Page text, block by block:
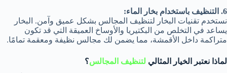
6. التنظيف باستخدام بخار الماء:
نستخدم تقنيات البخار لتنظيف المجالس بشكل عميق وآمن. البخار
يساعد في التخلص من البكتيريا والأوساخ العميقة التي قد تكون
متراكمة داخل الأقمشة، مما يضمن لك مجالس نظيفة ومعقمة تمامًا.
لماذا نعتبر الخيار المثالي لتنظيف المجالس؟